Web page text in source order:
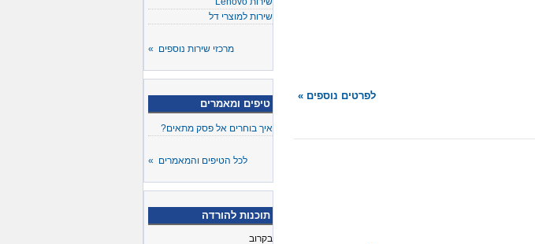
שירות למוצרי דל
מרכזי שירות נוספים »
טיפים ומאמרים
איך בוחרים אל פסק מתאים?
לכל הטיפים והמאמרים »
תוכנות להורדה
בקרוב
לפרטים נוספים »